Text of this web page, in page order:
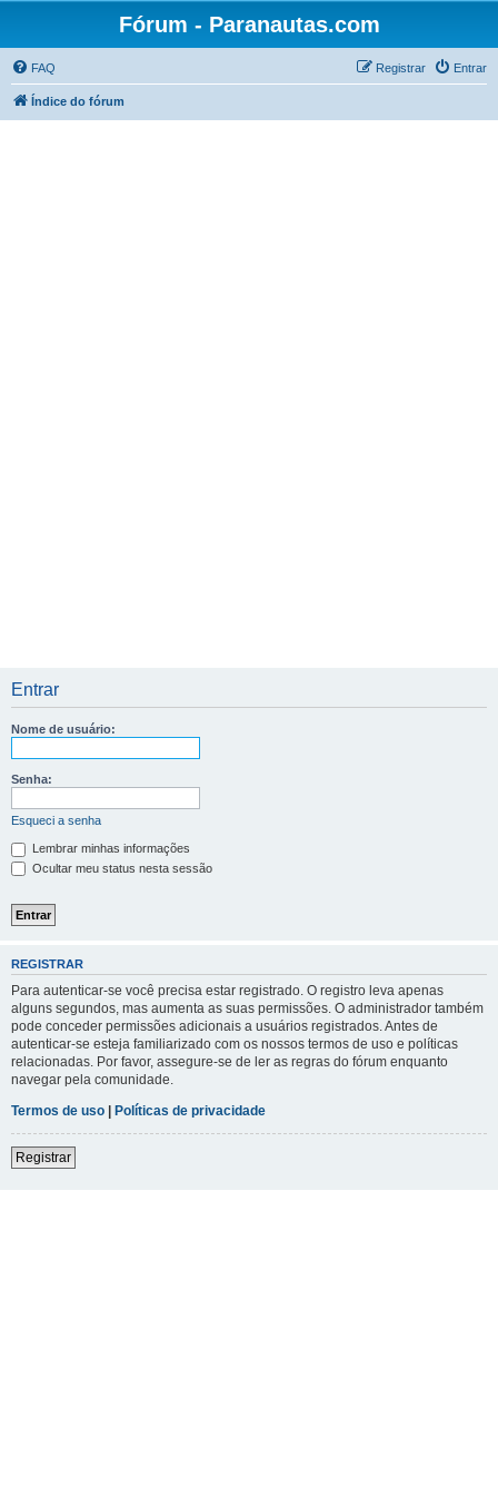
Fórum - Paranautas.com
FAQ Entrar
Registrar
Índice do fórum
Entrar
Nome de usuário:
Senha:
Esqueci a senha
Lembrar minhas informações
Ocultar meu status nesta sessão
REGISTRAR
Para autenticar-se você precisa estar registrado. O registro leva apenas
alguns segundos, mas aumenta as suas permissões. O administrador também
pode conceder permissões adicionais a usuários registrados. Antes de
autenticar-se esteja familiarizado com os nossos termos de uso e políticas
relacionadas. Por favor, assegure-se de ler as regras do fórum enquanto
navegar pela comunidade.
Termos de uso | Políticas de privacidade
Registrar